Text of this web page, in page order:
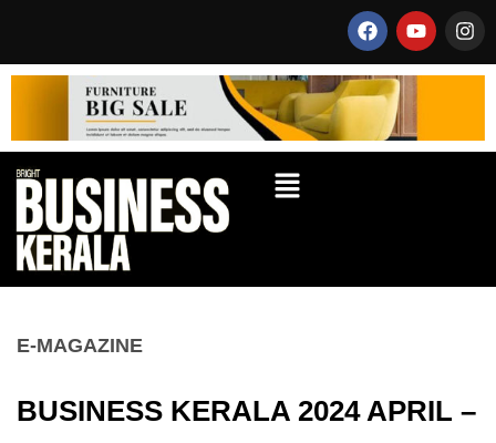
E-MAGAZINE
BUSINESS KERALA 2024 APRIL –